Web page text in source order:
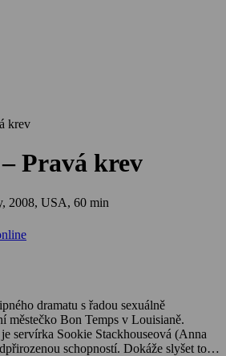
krev
Pravá krev
2008, USA, 60 min
dramatu s řadou sexuálně
městečko Bon Temps v Louisianě.
servírka Sookie Stackhouseová (Anna
schopností. Dokáže slyšet to,